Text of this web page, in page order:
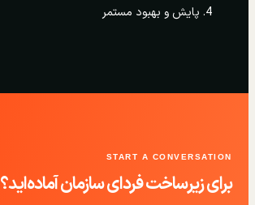
پایش و بهبود مستمر
START A CONVERSATION
برای زیرساخت فردای سازمان آماده‌اید؟